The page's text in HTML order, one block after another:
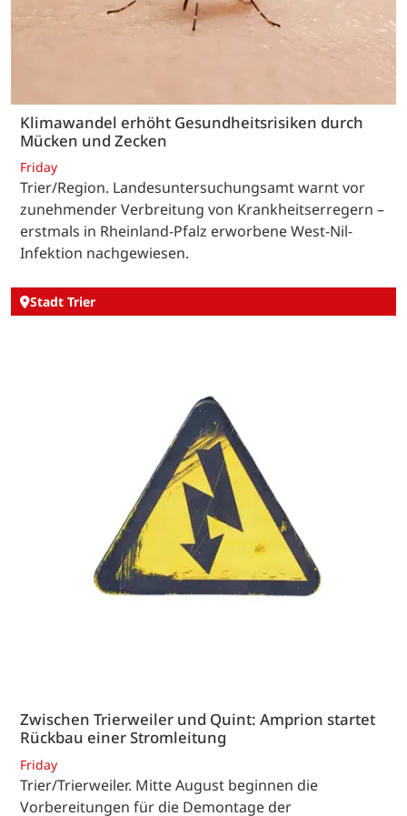
Klimawandel erhöht Gesundheitsrisiken durch
Mücken und Zecken
Friday
Trier/Region. Landesuntersuchungsamt warnt vor
zunehmender Verbreitung von Krankheitserregern –
erstmals in Rheinland-Pfalz erworbene West-Nil-
Infektion nachgewiesen.
Stadt Trier
Zwischen Trierweiler und Quint: Amprion startet
Rückbau einer Stromleitung
Friday
Trier/Trierweiler. Mitte August beginnen die
Vorbereitungen für die Demontage der